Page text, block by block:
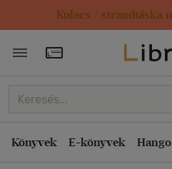
Kulacs / strandtáska
Törzsvásárlói Kártya
Könyvek E-könyvek
Rendezés
Kiadás éve szerint csökkenő
Ár szerint csökkenő